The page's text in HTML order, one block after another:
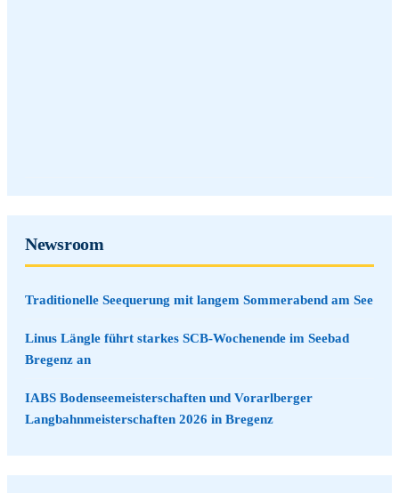
Newsroom
Traditionelle Seequerung mit langem Sommerabend am See
Linus Längle führt starkes SCB-Wochenende im Seebad
Bregenz an
IABS Bodenseemeisterschaften und Vorarlberger
Langbahnmeisterschaften 2026 in Bregenz